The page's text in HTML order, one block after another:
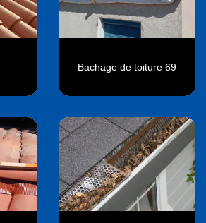
Bachage de toiture 69